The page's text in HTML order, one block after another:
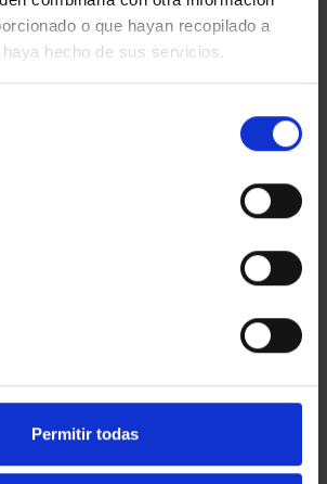
o que hayan recopilado a
hecho de sus servicios.
Permitir todas
III - SEGOVIA